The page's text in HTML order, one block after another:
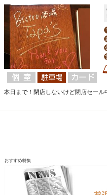
本日まで！閉店しないけど閉店セール
おすすめ特集